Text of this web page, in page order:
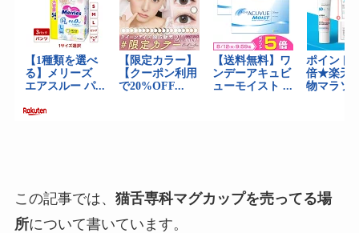
この記事では、 猫舌専科マグカップを売ってる場
所について書いています。